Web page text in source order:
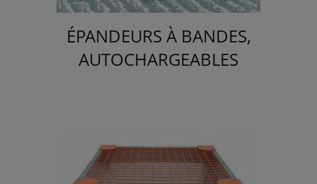
ÉPANDEURS À BANDES,
AUTOCHARGEABLES